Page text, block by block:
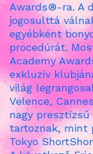
Awards®-ra. A
jogosulttá
egyébként
procedúrát.
Academy
exkluzív
világ
Velence,
nagy
tartoznak, mint
Tokyo